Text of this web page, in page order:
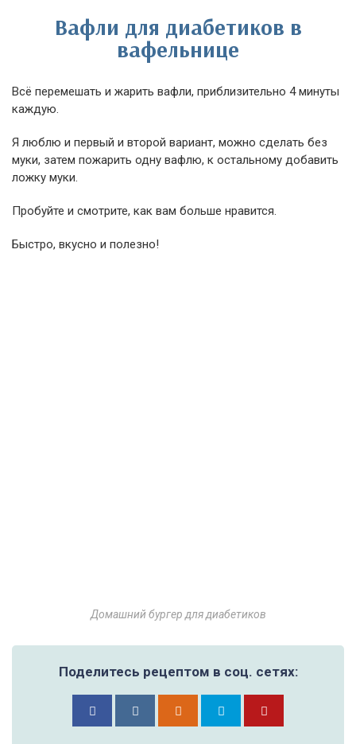
Вафли для диабетиков в
вафельнице
Всё перемешать и жарить вафли, приблизительно 4 минуты
каждую.
Я люблю и первый и второй вариант, можно сделать без
муки, затем пожарить одну вафлю, к остальному добавить
ложку муки.
Пробуйте и смотрите, как вам больше нравится.
Быстро, вкусно и полезно!
Домашний бургер для диабетиков
Поделитесь рецептом в соц. сетях: